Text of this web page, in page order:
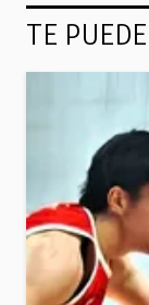
TE